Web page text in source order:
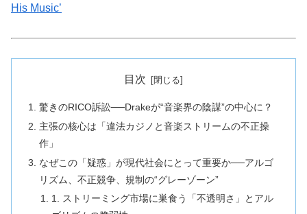
His Music’
目次
驚きのRICO訴訟──Drakeが“音楽界の陰謀”の中心に？
主張の核心は「違法カジノと音楽ストリームの不正操
作」
なぜこの「疑惑」が現代社会にとって重要か──アルゴ
リズム、不正競争、規制の“グレーゾーン”
1. ストリーミング市場に巣食う「不透明さ」とアル